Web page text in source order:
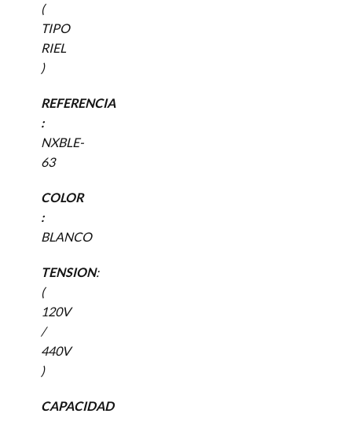
(
TIPO
RIEL
)
REFERENCIA
:
NXBLE-
63
COLOR
:
BLANCO
TENSION:
(
120V
/
440V
)
CAPACIDAD